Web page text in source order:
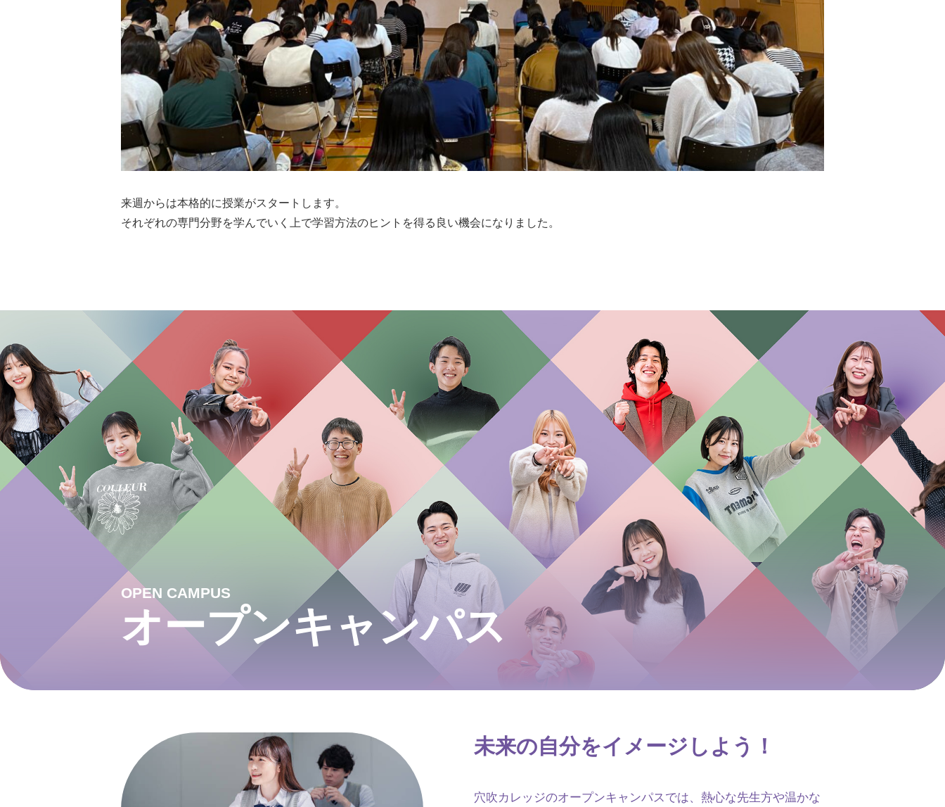
来週からは本格的に授業がスタートします。
それぞれの専門分野を学んでいく上で学習方法のヒントを得る良い機会になりました。
OPEN CAMPUS
オープンキャンパス
未来の自分をイメージしよう！
穴吹カレッジのオープンキャンパスでは、熱心な先生方や温かな